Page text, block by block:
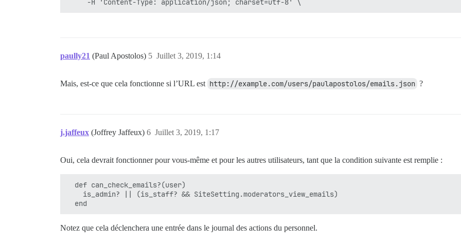
paully21 (Paul Apostolos) Juillet 3, 2019, 1:14
5
Mais, est-ce que cela fonctionne si l’URL est http://example.com/users/paulapostolos/emails.json ?
j.jaffeux (Joffrey Jaffeux) Juillet 3, 2019, 1:17
6
Oui, cela devrait fonctionner pour vous-même et pour les autres utilisateurs, tant que la condition suivante est remplie :
  def can_check_emails?(user)
    is_admin? || (is_staff? && SiteSetting.moderators_view_emails)
Notez que cela déclenchera une entrée dans le journal des actions du personnel.